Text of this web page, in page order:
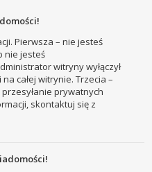
Pierwsza – nie jesteś
nie jesteś
witryny wyłączył
całej witrynie. Trzecia –
prywatnych
skontaktuj się z